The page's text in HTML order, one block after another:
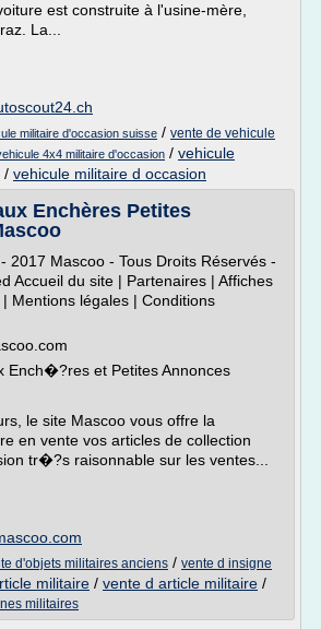
est construite à l'usine-mère,
La...
militaire d'occasion suisse / vente de vehicule
4x4 militaire d'occasion / vehicule
/ vehicule militaire d occasion
Enchères Petites
2017 Mascoo - Tous Droits Réservés -
Accueil du site | Partenaires | Affiches
Mentions légales | Conditions
Ench�?res et Petites Annonces
le site Mascoo vous offre la
en vente vos articles de collection
tr�?s raisonnable sur les ventes...
d'objets militaires anciens / vente d insigne
militaire / vente d article militaire /
militaires